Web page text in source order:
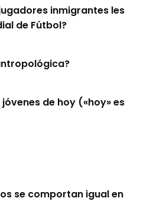
inmigrantes les
de Fútbol?
de hoy («hoy» es
se comportan igual en